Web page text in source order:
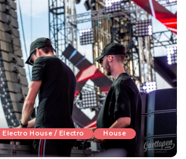
Electro House / Electro
House